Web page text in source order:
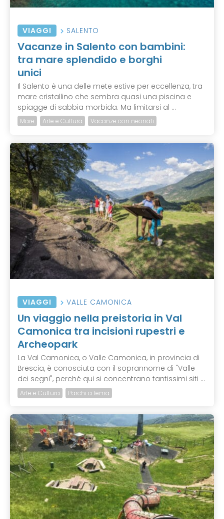
VIAGGI SALENTO
Vacanze in Salento con bambini:
tra mare splendido e borghi
unici
Il Salento è una delle mete estive per eccellenza, tra
mare cristallino che sembra quasi una piscina e
spiagge di sabbia morbida. Ma limitarsi al ...
Mare Arte e Cultura Vacanze con neonati
VIAGGI VALLE CAMONICA
Un viaggio nella preistoria in Val
Camonica tra incisioni rupestri e
Archeopark
La Val Camonica, o Valle Camonica, in provincia di
Brescia, è conosciuta con il soprannome di "Valle
dei segni", perché qui si concentrano tantissimi siti ...
Arte e Cultura Parchi a tema